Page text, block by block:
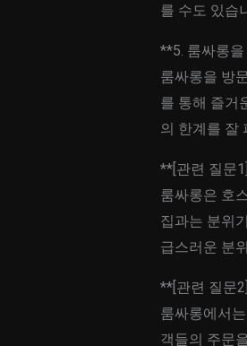
를 수도 있습
**5. 룸싸롱
룸싸롱을 방
를 통해 즐거
의 한계를 잘
**[관련 질문
룸싸롱은 호
집과는 분위
급스러운 분
**[관련 질문
룸싸롱에서
객들의 주문